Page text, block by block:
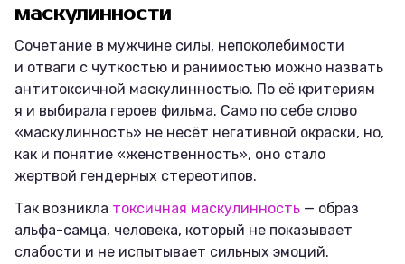
маскулинности
Сочетание в мужчине силы, непоколебимости
и отваги с чуткостью и ранимостью можно назвать
антитоксичной маскулинностью. По её критериям
я и выбирала героев фильма. Само по себе слово
«маскулинность» не несёт негативной окраски, но,
как и понятие «женственность», оно стало
жертвой гендерных стереотипов.
Так возникла токсичная маскулинность — образ
альфа-самца, человека, который не показывает
слабости и не испытывает сильных эмоций.